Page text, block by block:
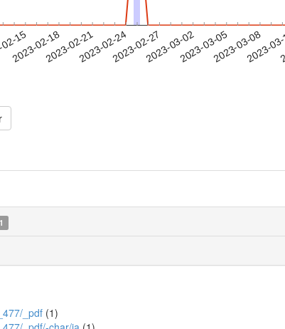
15
2023-02-182023-02-212023-02-242023-02-272023-03-022023-03-052023-03-08
2023-
1
_pdf (1)